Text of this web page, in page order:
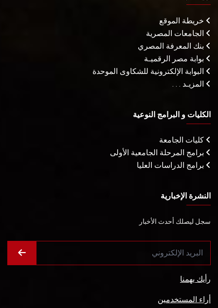
خريطة الموقع
الجامعات المصرية
بنك المعرفة المصري
بوابة مصر الرقميـة
البوابة الإلكترونية للشكاوى الموحدة
المزيـد . . .
الكليات و البرامج النوعية
كليات الجامعة
برامج المرحلة الجامعية الأولى
برامج الدراسات العليا
النشرة الإخبارية
سجل ليصلك أحدث الأخبار
رأيك يهمنا
أراء المستخدمين